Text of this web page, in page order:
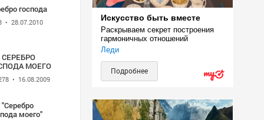
господа
• 28.07.2010
СЕРЕБРО
МОЕГО
• 16.08.2009
"Серебро
моего"
Искусство быть вместе
Раскрываем секрет построения
гармоничных отношений
Леди
Подробнее